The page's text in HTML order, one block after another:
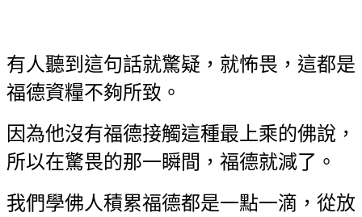
有人聽到這句話就驚疑，就怖畏，這都是
福德資糧不夠所致。
因為他沒有福德接觸這種最上乘的佛說，
所以在驚畏的那一瞬間，福德就減了。
我們學佛人積累福德都是一點一滴，從放